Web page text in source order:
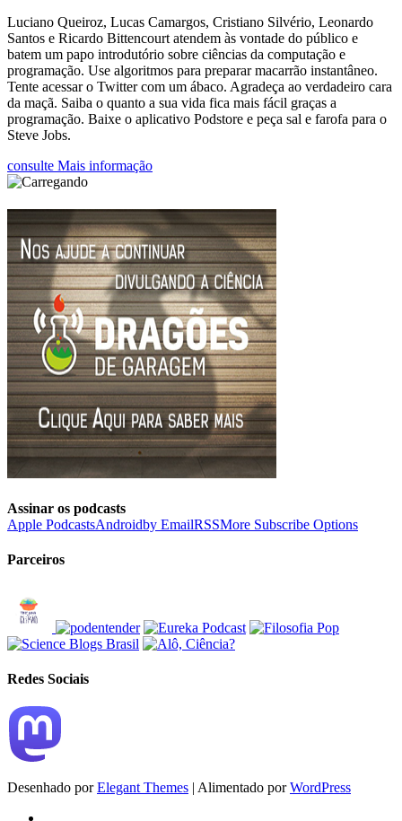
Luciano Queiroz, Lucas Camargos, Cristiano Silvério, Leonardo
Santos e Ricardo Bittencourt atendem às vontade do público e
batem um papo introdutório sobre ciências da computação e
programação. Use algoritmos para preparar macarrão instantâneo.
Tente acessar o Twitter com um ábaco. Agradeça ao verdadeiro cara
da maçã. Saiba o quanto a sua vida fica mais fácil graças a
programação. Baixe o aplicativo Podstore e peça sal e farofa para o
Steve Jobs.
consulte Mais informação
Assinar os podcasts
Apple PodcastsAndroidby EmailRSSMore Subscribe Options
Parceiros
Redes Sociais
Desenhado porElegant Themes | Alimentado porWordPress